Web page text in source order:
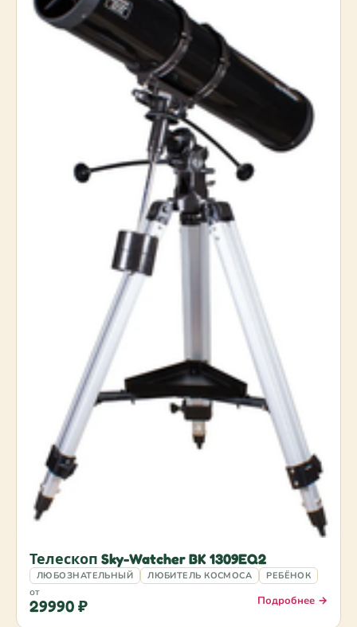
Телескоп Sky-Watcher BK 1309EQ2
ЛЮБОЗНАТЕЛЬНЫЙ ЛЮБИТЕЛЬ КОСМОСА РЕБЁНОК
от
29990 ₽ Подробнее →